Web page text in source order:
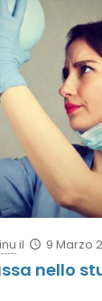
il 9 Marzo
nello